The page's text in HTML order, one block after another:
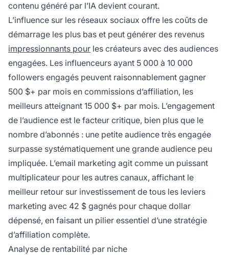
contenu généré par l’IA devient courant.
L’influence sur les réseaux sociaux offre les coûts de
démarrage les plus bas et peut générer des revenus
impressionnants pour les créateurs avec des audiences
engagées. Les influenceurs ayant 5 000 à 10 000
followers engagés peuvent raisonnablement gagner
500 $+ par mois en commissions d’affiliation, les
meilleurs atteignant 15 000 $+ par mois. L’engagement
de l’audience est le facteur critique, bien plus que le
nombre d’abonnés : une petite audience très engagée
surpasse systématiquement une grande audience peu
impliquée. L’email marketing agit comme un puissant
multiplicateur pour les autres canaux, affichant le
meilleur retour sur investissement de tous les leviers
marketing avec 42 $ gagnés pour chaque dollar
dépensé, en faisant un pilier essentiel d’une stratégie
d’affiliation complète.
Analyse de rentabilité par niche